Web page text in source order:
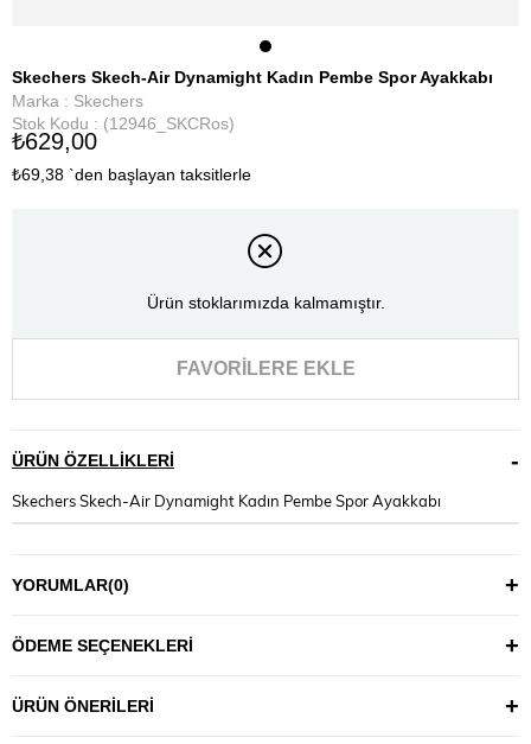
Skechers Skech-Air Dynamight Kadın Pembe Spor Ayakkabı
Marka : Skechers
Stok Kodu
(12946_SKCRos)
₺629,00
₺69,38 `den başlayan taksitlerle
Ürün stoklarımızda kalmamıştır.
FAVORILERE EKLE
ÜRÜN ÖZELLIKLERI
Skechers Skech-Air Dynamight Kadın Pembe Spor Ayakkabı
YORUMLAR(0)
ÖDEME SEÇENEKLERI
ÜRÜN ÖNERILERI